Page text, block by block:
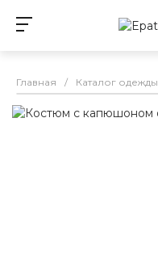
Главная / Каталог одежды